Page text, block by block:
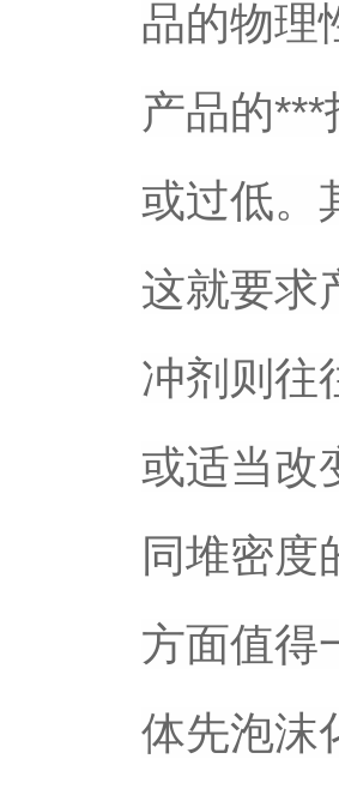
品的物理
产品的
或过低。
这就要求
冲剂则往
或适当改
同堆密度
方面值得
体先泡沫